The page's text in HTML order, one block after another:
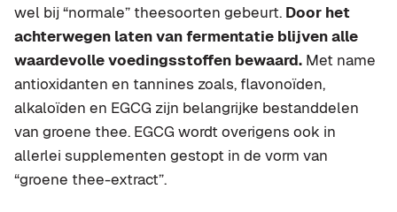
wel bij “normale” theesoorten gebeurt. Door het
achterwegen laten van fermentatie blijven alle
waardevolle voedingsstoffen bewaard. Met name
antioxidanten en tannines zoals, flavonoïden,
alkaloïden en EGCG zijn belangrijke bestanddelen
van groene thee. EGCG wordt overigens ook in
allerlei supplementen gestopt in de vorm van
“groene thee-extract”.